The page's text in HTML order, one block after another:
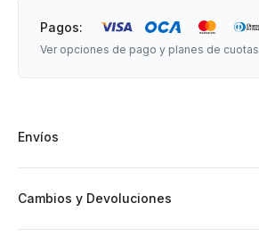
Pagos:
Ver opciones de pago y planes de cuotas
Envíos
Cambios y Devoluciones